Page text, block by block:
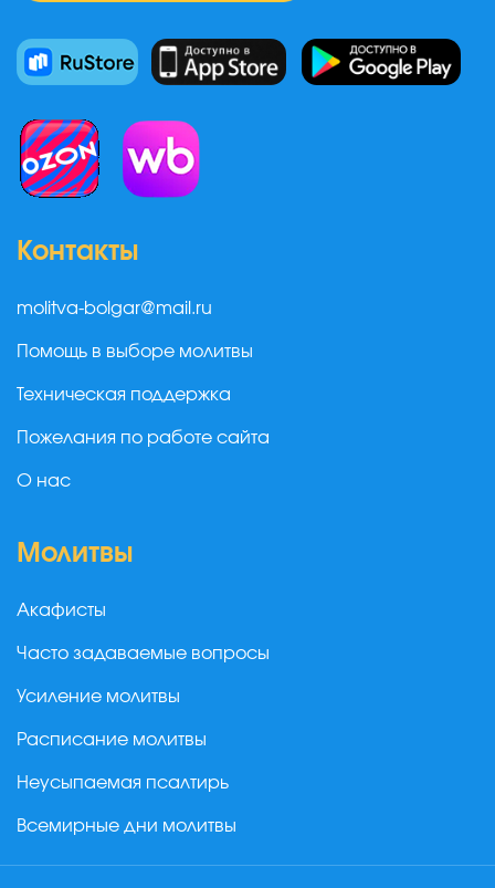
Контакты
molitva-bolgar@mail.ru
Помощь в выборе молитвы
Техническая поддержка
Пожелания по работе сайта
О нас
Молитвы
Акафисты
Часто задаваемые вопросы
Усиление молитвы
Расписание молитвы
Неусыпаемая псалтирь
Всемирные дни молитвы